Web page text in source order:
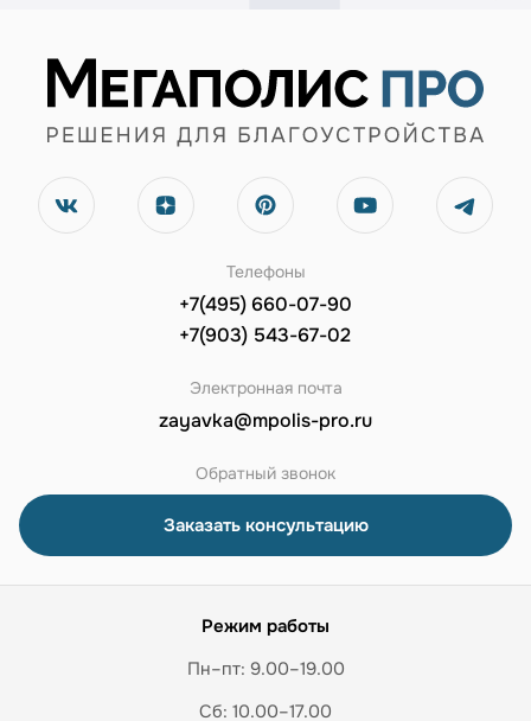
Телефоны
+7(495) 660-07-90
+7(903) 543-67-02
Электронная почта
zayavka@mpolis-pro.ru
Обратный звонок
Заказать консультацию
Режим работы
Пн–пт: 9.00–19.00
Сб: 10.00–17.00